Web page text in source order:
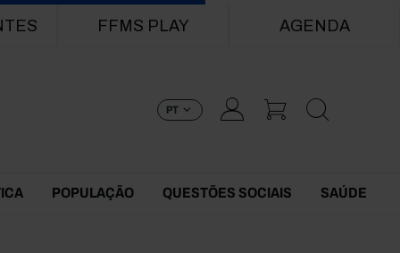
FFMS PLAY AGENDA
PT
POPULAÇÃO QUESTÕES SOCIAIS SAÚDE